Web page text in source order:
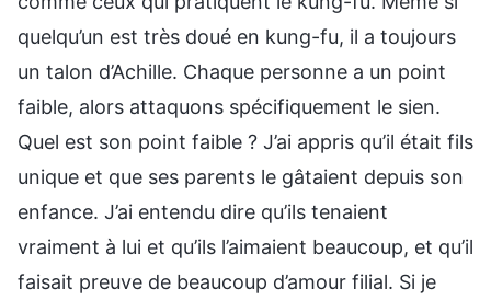
quelqu’un est très doué en kung-fu, il a toujours
un talon d’Achille. Chaque personne a un point
faible, alors attaquons spécifiquement le sien.
Quel est son point faible ? J’ai appris qu’il était fils
unique et que ses parents le gâtaient depuis son
enfance. J’ai entendu dire qu’ils tenaient
vraiment à lui et qu’ils l’aimaient beaucoup, et qu’il
faisait preuve de beaucoup d’amour filial. Si je